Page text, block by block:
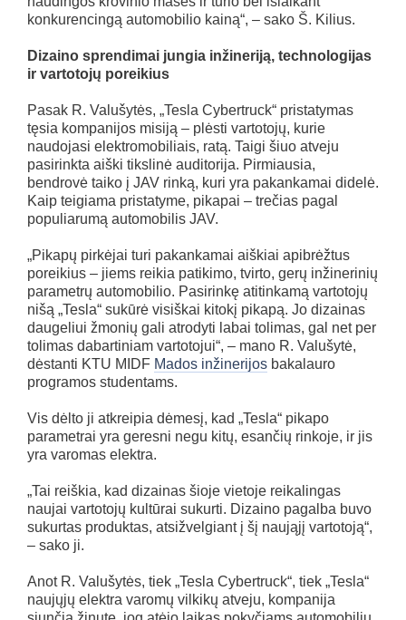
konkurencingą automobilio kainą“, – sako Š. Kilius.
Dizaino sprendimai jungia inžineriją, technologijas
ir vartotojų poreikius
Pasak R. Valušytės, „Tesla Cybertruck“ pristatymas
tęsia kompanijos misiją – plėsti vartotojų, kurie
naudojasi elektromobiliais, ratą. Taigi šiuo atveju
pasirinkta aiški tikslinė auditorija. Pirmiausia,
bendrovė taiko į JAV rinką, kuri yra pakankamai didelė.
Kaip teigiama pristatyme, pikapai – trečias pagal
populiarumą automobilis JAV.
„Pikapų pirkėjai turi pakankamai aiškiai apibrėžtus
poreikius – jiems reikia patikimo, tvirto, gerų inžinerinių
parametrų automobilio. Pasirinkę atitinkamą vartotojų
nišą „Tesla“ sukūrė visiškai kitokį pikapą. Jo dizainas
daugeliui žmonių gali atrodyti labai tolimas, gal net per
tolimas dabartiniam vartotojui“, – mano R. Valušytė,
dėstanti KTU MIDF Mados inžinerijos bakalauro
programos studentams.
Vis dėlto ji atkreipia dėmesį, kad „Tesla“ pikapo
parametrai yra geresni negu kitų, esančių rinkoje, ir jis
yra varomas elektra.
„Tai reiškia, kad dizainas šioje vietoje reikalingas
naujai vartotojų kultūrai sukurti. Dizaino pagalba buvo
sukurtas produktas, atsižvelgiant į šį naująjį vartotoją“,
– sako ji.
Anot R. Valušytės, tiek „Tesla Cybertruck“, tiek „Tesla“
naujųjų elektra varomų vilkikų atveju, kompanija